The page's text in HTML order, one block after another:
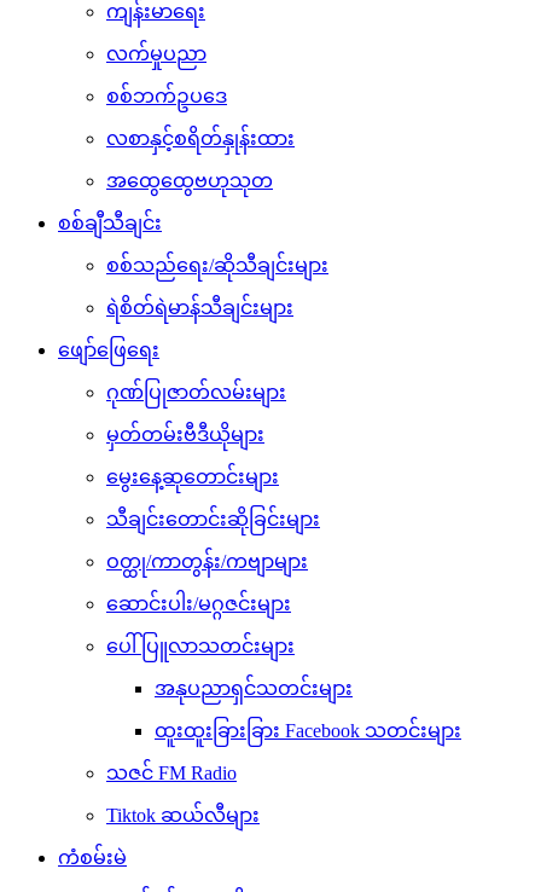
ကျန်းမာရေး
လက်မှုပညာ
စစ်ဘက်ဥပဒေ
လစာနှင့်စရိတ်နှုန်းထား
အထွေထွေဗဟုသုတ
စစ်ချီသီချင်း
စစ်သည်ရေး/ဆိုသီချင်းများ
ရဲစိတ်ရဲမာန်သီချင်းများ
ဖျော်ဖြေရေး
ဂုဏ်ပြုဇာတ်လမ်းများ
မှတ်တမ်းဗီဒီယိုများ
မွေးနေ့ဆုတောင်းများ
သီချင်းတောင်းဆိုခြင်းများ
ဝတ္ထု/ကာတွန်း/ကဗျာများ
ဆောင်းပါး/မဂ္ဂဇင်းများ
ပေါ်ပြူလာသတင်းများ
အနုပညာရှင်သတင်းများ
ထူးထူးခြားခြား Facebook သတင်းများ
သဇင် FM Radio
Tiktok ဆယ်လီများ
ကံစမ်းမဲ